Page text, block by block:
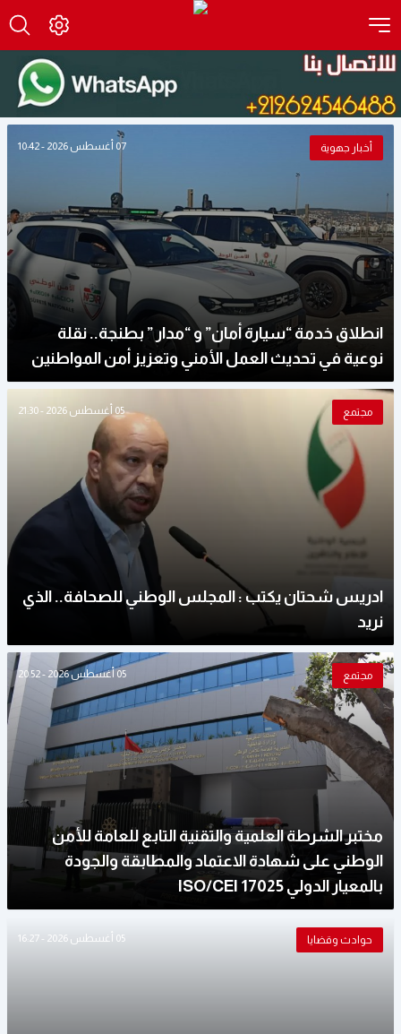
أخبار جهوية 07 أغسطس 2026 - 10:42
انطلاق خدمة “سيارة أمان” و “مدار ” بطنجة.. نقلة
نوعية في تحديث العمل الأمني وتعزيز أمن المواطنين
مجتمع 05 أغسطس 2026 - 21:30
ادريس شحتان يكتب : المجلس الوطني للصحافة.. الذي
نريد
مجتمع 05 أغسطس 2026 - 20:52
مختبر الشرطة العلمية والتقنية التابع للعامة للأمن
الوطني على شهادة الاعتماد والمطابقة والجودة
بالمعيار الدولي ISO/CEI 17025
حوادث وقضايا 05 أغسطس 2026 - 16:27